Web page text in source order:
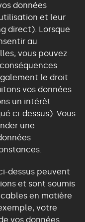
données
et leur
direct). Lorsque
au
vous pouvez
le droit
vos données
un intérêt
ci-dessus). Vous
une
dessus peuvent
et sont soumis
en matière
votre
vos données